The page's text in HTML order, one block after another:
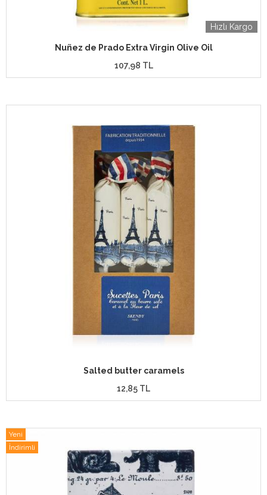
Hızlı Kargo
Nuñez de Prado Extra Virgin Olive Oil
107,98 TL
Salted butter caramels
12,85 TL
Yeni
İndirimli